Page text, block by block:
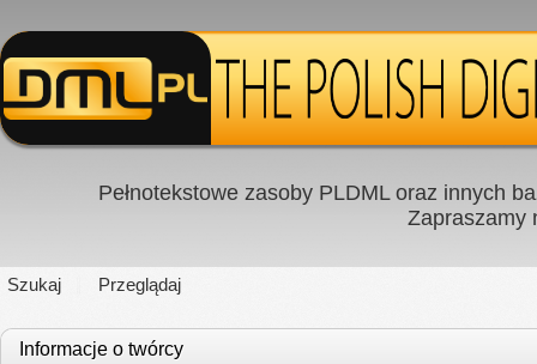
Pełnotekstowe zasoby PLDML oraz innych
Zapraszamy
Szukaj Przeglądaj
Informacje o twórcy